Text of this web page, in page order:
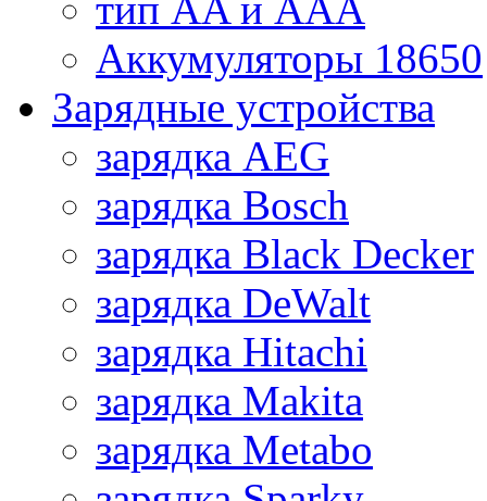
Аккумуляторы 18650
Зарядные устройства
зарядка AEG
зарядка Bosch
зарядка Black Decker
зарядка DeWalt
зарядка Hitachi
зарядка Makita
зарядка Metabo